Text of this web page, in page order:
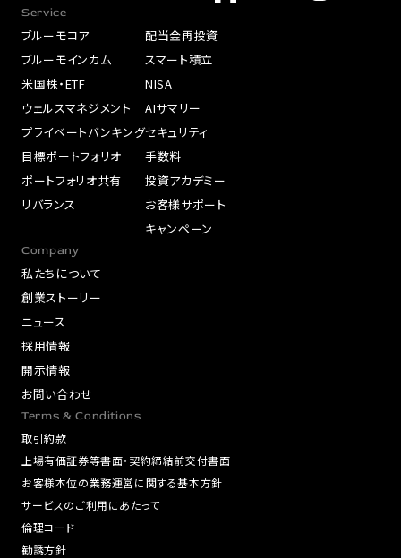
Service
ブルーモコア
ブルーモインカム
米国株・ETF
ウェルスマネジメント
プライベートバンキング
目標ポートフォリオ
ポートフォリオ共有
リバランス
配当金再投資
スマート積立
NISA
AIサマリー
セキュリティ
手数料
投資アカデミー
お客様サポート
キャンペーン
Company
私たちについて
創業ストーリー
ニュース
採用情報
開示情報
お問い合わせ
Terms & Conditions
取引約款
上場有価証券等書面・契約締結前交付書面
お客様本位の業務運営に関する基本方針
サービスのご利用にあたって
倫理コード
勧誘方針